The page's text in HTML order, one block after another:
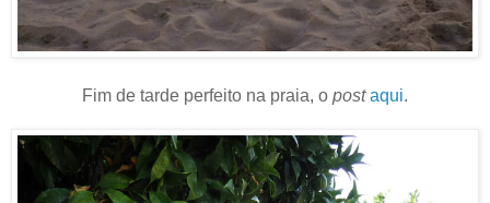
Fim de tarde perfeito na praia, o postaqui.